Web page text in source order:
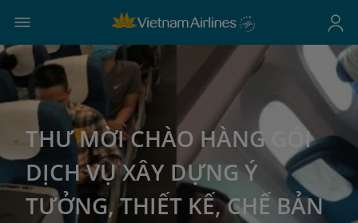
THƯ MỜI CHÀO HÀNG GÓI
DỊCH VỤ XÂY DỰNG Ý
TƯỞNG, THIẾT KẾ, CHẾ BẢN